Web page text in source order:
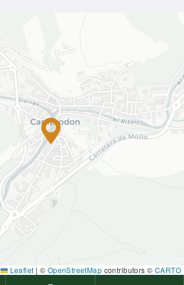
Leaflet | © OpenStreetMap contributors © CARTO